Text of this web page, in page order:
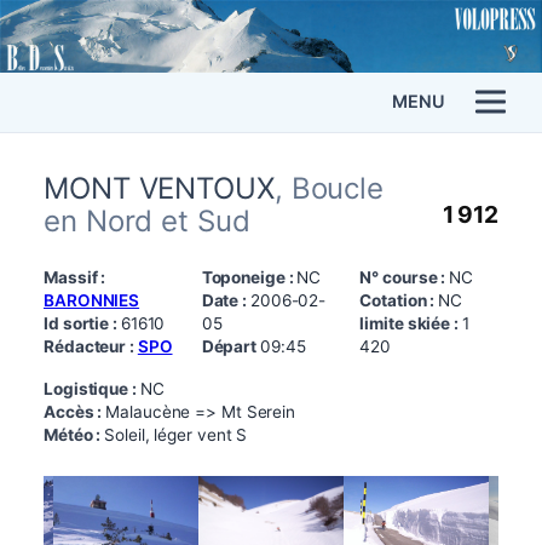
MENU
MONT VENTOUX, Boucle
en Nord et Sud
1 912
Massif :
BARONNIES
Id sortie : 61610
Rédacteur : SPO
Toponeige : NC
Date : 2006-02-
05
Départ09:45
N° course : NC
Cotation : NC
limite skiée : 1
420
Logistique : NC
Accès : Malaucène => Mt Serein
Météo : Soleil, léger vent S